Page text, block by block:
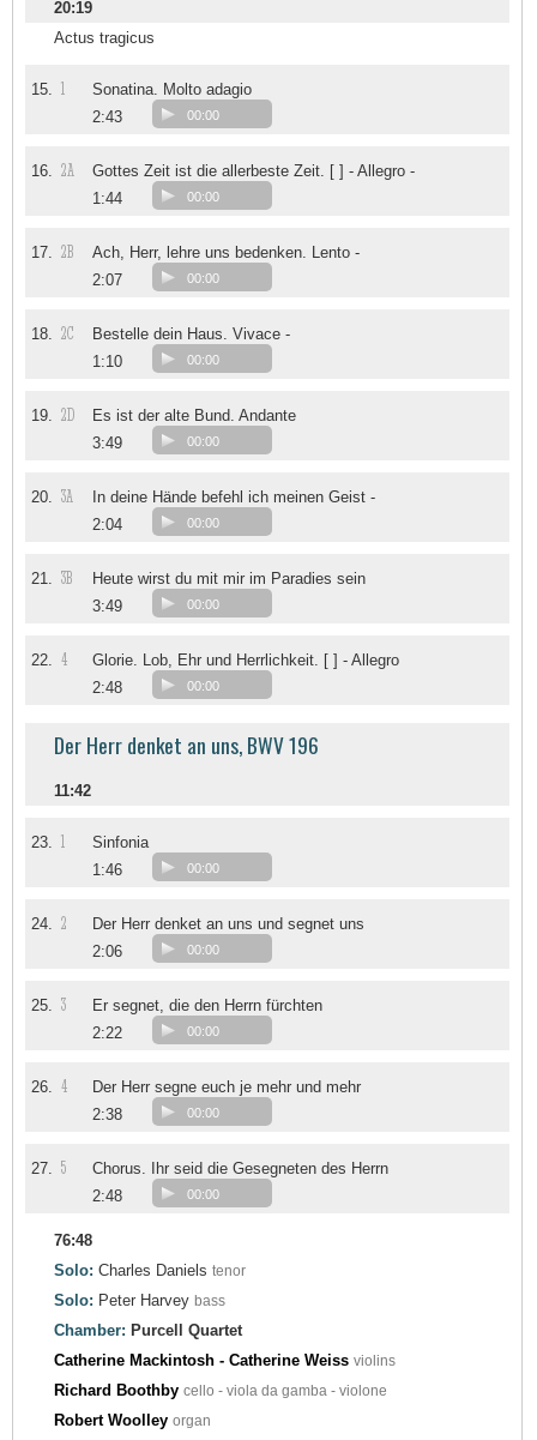
20:19
Actus tragicus
15. 1
Sonatina. Molto adagio
2:43
00:00
16. 2A
Gottes Zeit ist die allerbeste Zeit. [ ] - Allegro -
1:44
00:00
17. 2B
Ach, Herr, lehre uns bedenken. Lento -
2:07
00:00
18. 2C
Bestelle dein Haus. Vivace -
1:10
00:00
19. 2D
Es ist der alte Bund. Andante
3:49
00:00
20. 3A
In deine Hände befehl ich meinen Geist -
2:04
00:00
21. 3B
Heute wirst du mit mir im Paradies sein
3:49
00:00
22. 4
Glorie. Lob, Ehr und Herrlichkeit. [ ] - Allegro
2:48
00:00
Der Herr denket an uns, BWV 196
11:42
23. 1
Sinfonia
1:46
00:00
24. 2
Der Herr denket an uns und segnet uns
2:06
00:00
25. 3
Er segnet, die den Herrn fürchten
2:22
00:00
26. 4
Der Herr segne euch je mehr und mehr
2:38
00:00
27. 5
Chorus. Ihr seid die Gesegneten des Herrn
2:48
00:00
76:48
Solo: Charles Daniels tenor
Solo: Peter Harvey bass
Chamber: Purcell Quartet
Catherine Mackintosh - Catherine Weiss violins
Richard Boothby cello - viola da gamba - violone
Robert Woolley organ